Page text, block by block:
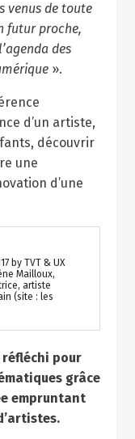
venus de toute
futur proche,
des
».
d’un artiste,
découvrir
une
d’une
by TVT & UX
Mailloux,
artiste
(site : les
pour
grâce
empruntant